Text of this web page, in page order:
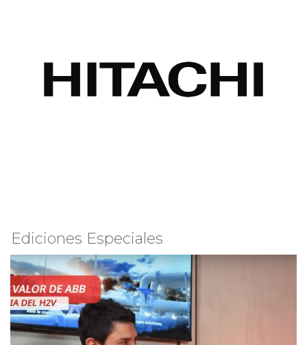
Ediciones Especiales